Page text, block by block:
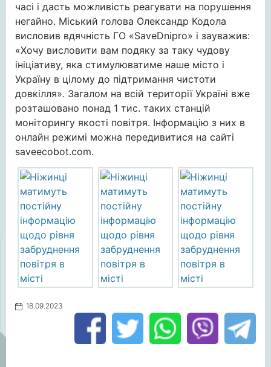
часі і дасть можливість реагувати на порушення
негайно. Міський голова Олександр Кодола
висловив вдячність ГО «SaveDnipro» і зауважив:
«Хочу висловити вам подяку за таку чудову
ініціативу, яка стимулюватиме наше місто і
Україну в цілому до підтримання чистоти
довкілля». Загалом на всій території Україні вже
розташовано понад 1 тис. таких станцій
моніторингу якості повітря. Інформацію з них в
онлайн режимі можна передивитися на сайті
saveecobot.com.
18.09.2023